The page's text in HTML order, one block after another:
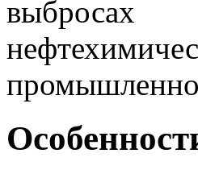
выбросах